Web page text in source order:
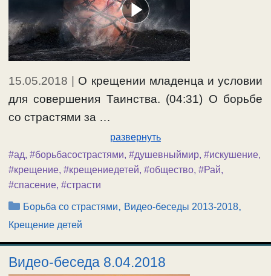
15.05.2018
О крещении младенца и условии
для совершения Таинства. (04:31) О борьбе
со страстями за …
развернуть
#ад, #борьбасострастями, #душевныймир, #искушение,
#крещение, #крещениедетей, #общество, #Рай,
#спасение, #страсти
Рубрики
Борьба со страстями, Видео-беседы 2013-2018,
Крещение детей
Видео-беседа 8.04.2018